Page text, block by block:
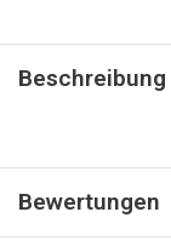
Beschreibung
Bewertungen